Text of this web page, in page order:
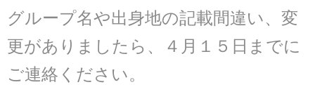
グループ名や出身地の記載間違い、変
更がありましたら、４月１５日までに
ご連絡ください。